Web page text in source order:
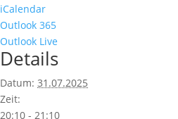
iCalendar
Outlook 365
Outlook Live
Details
Datum: 31.07.2025
Zeit:
20:10 - 21:10